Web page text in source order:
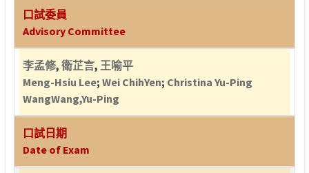
口試委員
Advisory Committee
李孟修, 衛芷言, 王喻平
Meng-Hsiu Lee; Wei ChihYen; Christina Yu-Ping
WangWang,Yu-Ping
口試日期
Date of Exam